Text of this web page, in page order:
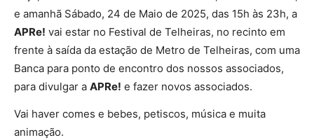
e amanhã Sábado, 24 de Maio de 2025, das 15h às 23h, a
APRe! vai estar no Festival de Telheiras, no recinto em
frente à saída da estação de Metro de Telheiras, com uma
Banca para ponto de encontro dos nossos associados,
para divulgar a APRe! e fazer novos associados.
Vai haver comes e bebes, petiscos, música e muita
animação.